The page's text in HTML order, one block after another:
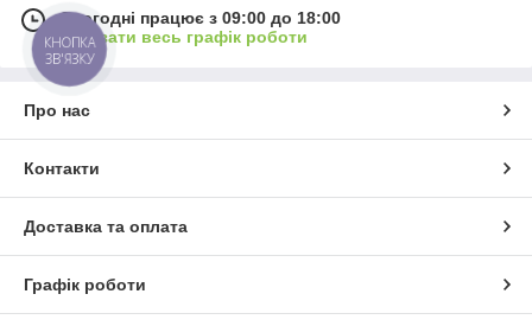
Сьогодні працює з 09:00 до 18:00
Показати весь графік роботи
Про нас
Контакти
Доставка та оплата
Графік роботи
КНОПКА
ЗВ'ЯЗКУ